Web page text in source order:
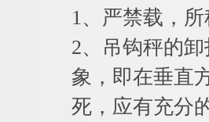
1、严禁载，
2、吊钩秤的
象，即在垂直
死，应有充分